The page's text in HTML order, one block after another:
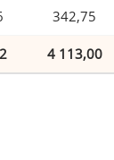
342,75
4 113,00